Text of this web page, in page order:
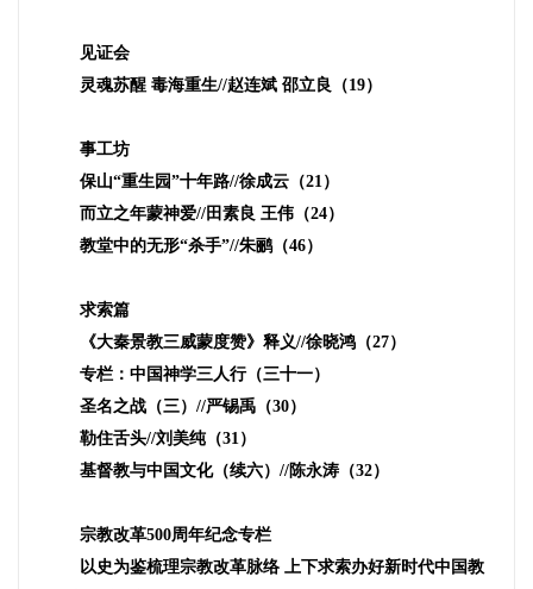
见证会
灵魂苏醒 毒海重生//赵连斌 邵立良（19）
事工坊
保山“重生园”十年路//徐成云（21）
而立之年蒙神爱//田素良 王伟（24）
教堂中的无形“杀手”//朱鹂（46）
求索篇
《大秦景教三威蒙度赞》释义//徐晓鸿（27）
专栏：中国神学三人行（三十一）
圣名之战（三） //严锡禹（30）
勒住舌头//刘美纯（31）
基督教与中国文化（续六） //陈永涛（32）
宗教改革500周年纪念专栏
以史为鉴梳理宗教改革脉络 上下求索办好新时代中国教